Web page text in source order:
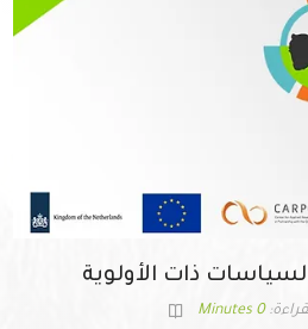
ذات الأولوية
0 Minutes